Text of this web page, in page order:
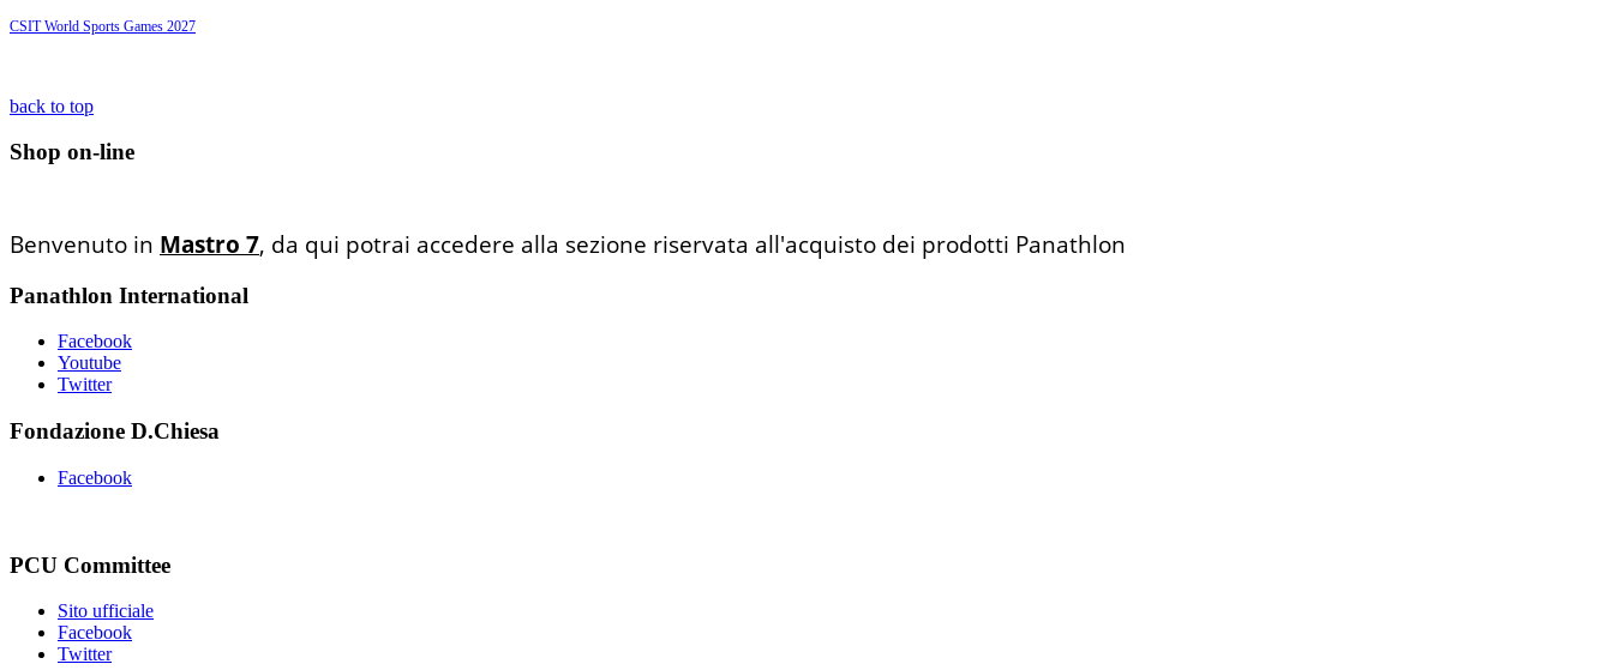
CSIT World Sports Games 2027
back to top
Shop on-line
Benvenuto in Mastro 7, da qui potrai accedere alla sezione riservata all'acquisto dei prodotti Panathlon
Panathlon International
Facebook
Youtube
Twitter
Fondazione D.Chiesa
Facebook
PCU Committee
Sito ufficiale
Facebook
Twitter